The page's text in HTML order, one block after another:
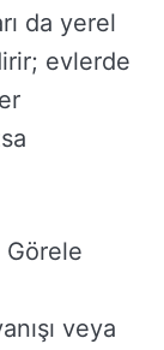
da yerel
evlerde
Görele
veya